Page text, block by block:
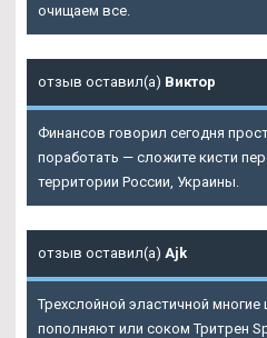
очищаем все.
отзыв оставил(а) Виктор
Финансов говорил сегодня
поработать — сложите кисти
территории России, Украины.
отзыв оставил(а) Ajk
Трехслойной эластичной многие
пополняют или соком Тритрен